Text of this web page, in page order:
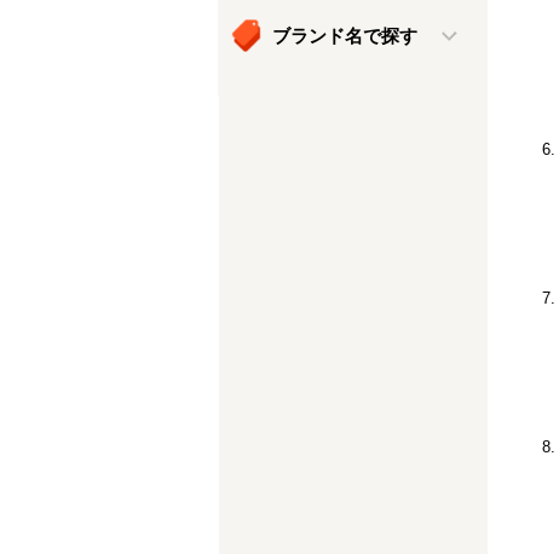
ブランド名で探す